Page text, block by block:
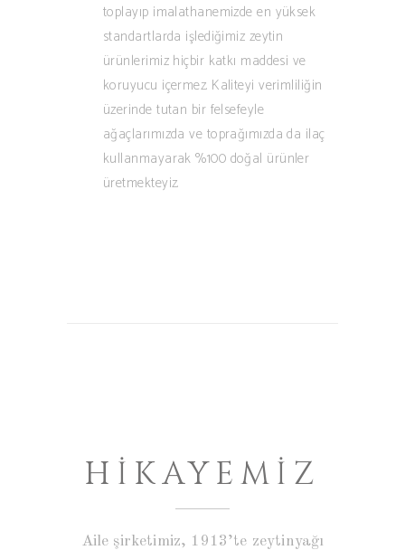
toplayıp imalathanemizde en yüksek
standartlarda işlediğimiz zeytin
ürünlerimiz hiçbir katkı maddesi ve
koruyucu içermez. Kaliteyi verimliliğin
üzerinde tutan bir felsefeyle
ağaçlarımızda ve toprağımızda da ilaç
kullanmayarak %100 doğal ürünler
üretmekteyiz.
HIKAYEMIZ
Aile şirketimiz, 1913’te zeytinyağı